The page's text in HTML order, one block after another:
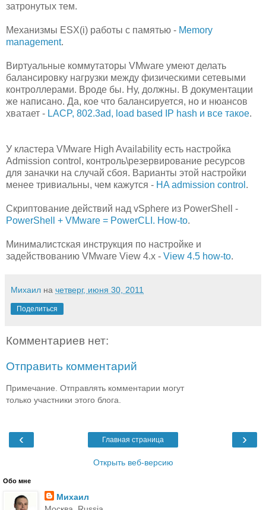
затронутых тем.
Механизмы ESX(i) работы с памятью - Memory
management.
Виртуальные коммутаторы VMware умеют делать
балансировку нагрузки между физическими сетевыми
контроллерами. Вроде бы. Ну, должны. В документации
же написано. Да, кое что балансируется, но и нюансов
хватает - LACP, 802.3ad, load based IP hash и все такое.
У кластера VMware High Availability есть настройка
Admission control, контроль\резервирование ресурсов
для заначки на случай сбоя. Варианты этой настройки
менее тривиальны, чем кажутся - HA admission control .
Скриптование действий над vSphere из PowerShell -
PowerShell + VMware = PowerCLI. How-to.
Минималистская инструкция по настройке и
задействованию VMware View 4.x - View 4.5 how-to.
Михаил на четверг, июня 30, 2011
Поделиться
Комментариев нет:
Отправить комментарий
Примечание. Отправлять комментарии могут
только участники этого блога.
‹ ›
Главная страница
Открыть веб-версию
Обо мне
Михаил